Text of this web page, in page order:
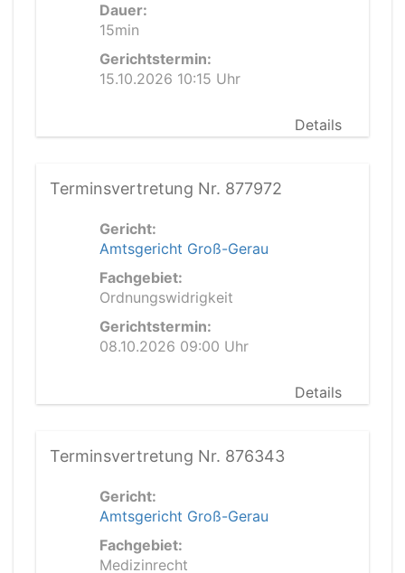
Dauer:
15min
Gerichtstermin:
15.10.2026 10:15 Uhr
Details
Terminsvertretung Nr. 877972
Gericht:
Amtsgericht Groß-Gerau
Fachgebiet:
Ordnungswidrigkeit
Gerichtstermin:
08.10.2026 09:00 Uhr
Details
Terminsvertretung Nr. 876343
Gericht:
Amtsgericht Groß-Gerau
Fachgebiet:
Medizinrecht